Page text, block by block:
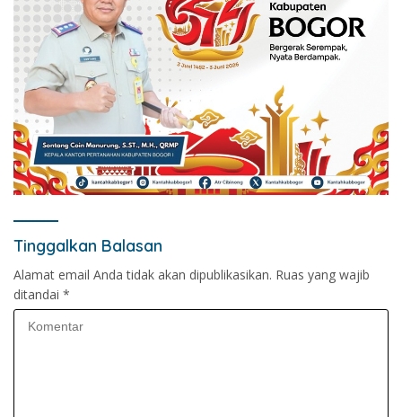
Tinggalkan Balasan
Alamat email Anda tidak akan dipublikasikan. Ruas yang wajib
ditandai *